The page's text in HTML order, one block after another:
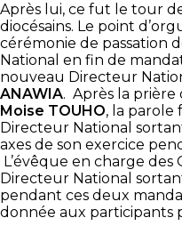
Après lui, ce fut le tour
diocésains. Le point
cérémonie de passation
National en fin de
nouveau Directeur
ANAWIA. Après la
Moise TOUHO, la parole
Directeur National
axes de son exercice
L’évêque en charge
Directeur National
pendant ces deux
donnée aux participants